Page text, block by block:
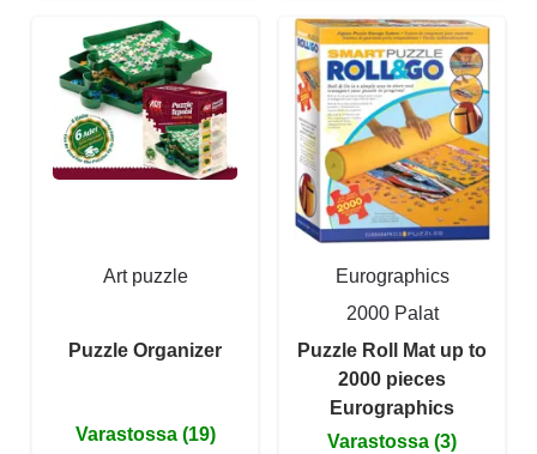
Art puzzle
Puzzle Organizer
Varastossa (19)
Eurographics
2000 Palat
Puzzle Roll Mat up to
2000 pieces
Eurographics
Varastossa (3)